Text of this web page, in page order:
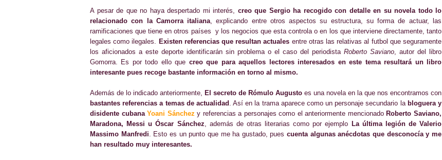
A pesar de que no haya despertado mi interés, creo que Sergio ha recogido con detalle en su novela todo lo
relacionado con la Camorra italiana , explicando entre otros aspectos su estructura, su forma de actuar, las
ramificaciones que tiene en otros países y los negocios que esta controla o en los que interviene directamente, tanto
legales como ilegales. Existen referencias que resultan actuales entre otras las relativas al futbol que seguramente
los aficionados a este deporte identificarán sin problema o el caso del periodista Roberto Saviano , autor del libro
Gomorra. Es por todo ello que creo que para aquellos lectores interesados en este tema resultará un libro
interesante pues recoge bastante información en torno al mismo.
Además de lo indicado anteriormente, El secreto de Rómulo Augusto es una novela en la que nos encontramos con
bastantes referencias a temas de actualidad . Así en la trama aparece como un personaje secundario la bloguera y
disidente cubanaYoani Sánchez y referencias a personajes como el anteriormente mencionadoRoberto Saviano,
Maradona, Messi u Óscar Sánchez , además de otras literarias como por ejemplo La última legión de Valerio
Massimo Manfredi . Esto es un punto que me ha gustado, puescuenta algunas anécdotas que desconocía y me
han resultado muy interesantes.